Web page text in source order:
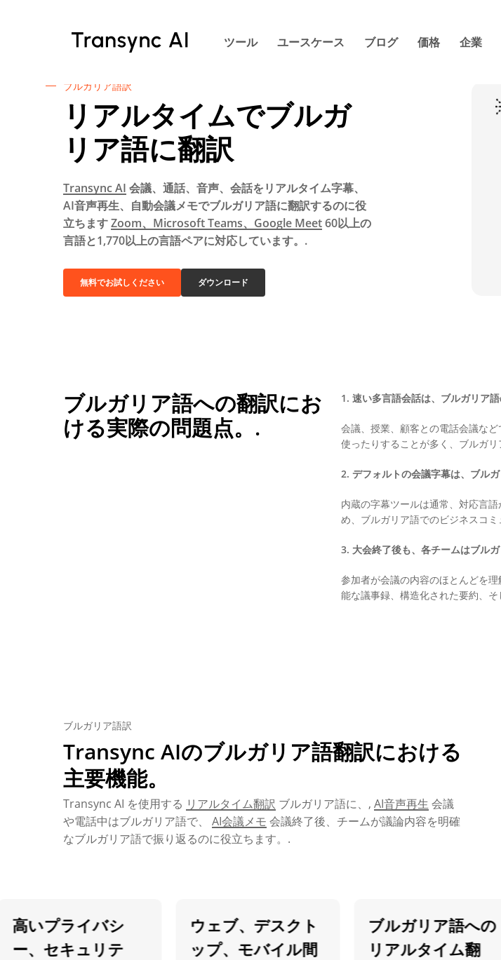
ツール ユースケース ブログ 価格 企業
ブルガリア語訳
リアルタイムでブルガ
リア語に翻訳
Transync AI 会議、通話、音声、会話をリアルタイム字幕、
AI音声再生、自動会議メモでブルガリア語に翻訳するのに役
立ちますZoom、Microsoft Teams、Google Meet60以上の
言語と1,770以上の言語ペアに対応しています。.
無料でお試しください ダウンロード
ブルガリア語への翻訳にお
ける実際の問題点。.
1. 速い多言語会話は、ブルガリア
会議、授業、顧客との電話会議な
使ったりすることが多く、ブルガ
2. デフォルトの会議字幕は、ブル
内蔵の字幕ツールは通常、対応言
め、ブルガリア語でのビジネスコ
3. 大会終了後も、各チームはブル
参加者が会議の内容のほとんどを
能な議事録、構造化された要約、
ブルガリア語訳
Transync AIのブルガリア語翻訳における
主要機能。
Transync AI を使用する リアルタイム翻訳 ブルガリア語に、,AI音声再生 会議
や電話中はブルガリア語で、AI会議メモ 会議終了後、チームが議論内容を明確
なブルガリア語で振り返るのに役立ちます。.
ブルガリア語への
リアルタイム翻
プライバシ
セキュリテ
ウェブ、デスクト
ップ、モバイル間